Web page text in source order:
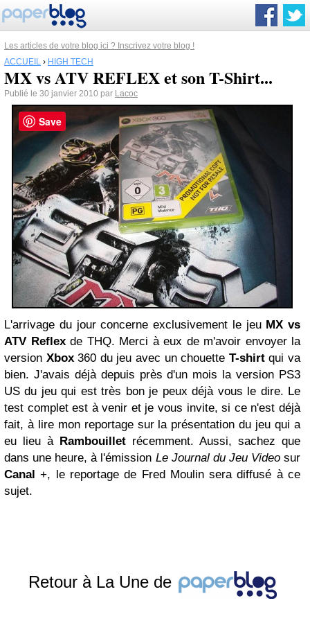
Les articles de votre blog ici ? Inscrivez votre blog !
ACCUEIL › HIGH TECH
MX vs ATV REFLEX et son T-Shirt...
Publié le 30 janvier 2010 par Lacoc
L'arrivage du jour concerne exclusivement le jeu MX vs
ATV Reflexde THQ. Merci à eux de m'avoir envoyer la
version Xbox360 du jeu avec un chouette T-shirtqui va
bien. J'avais déjà depuis près d'un mois la version PS3
US du jeu qui est très bon je peux déjà vous le dire. Le
test complet est à venir et je vous invite, si ce n'est déjà
fait, à lire mon reportage sur la présentation du jeu qui a
eu lieu à Rambouillet récemment. Aussi, sachez que
dans une heure, à l'émission Le Journal du Jeu Videosur
Canal +, le reportage de Fred Moulin sera diffusé à ce
sujet.
Retour à La Une de
Save